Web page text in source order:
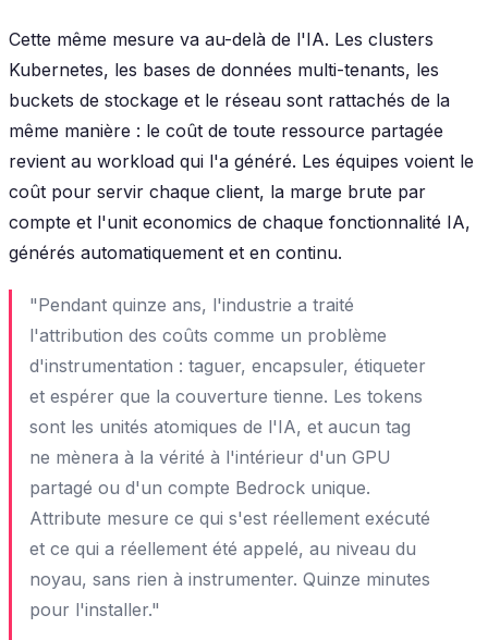
Cette même mesure va au-delà de l'IA. Les clusters
Kubernetes, les bases de données multi-tenants, les
buckets de stockage et le réseau sont rattachés de la
même manière : le coût de toute ressource partagée
revient au workload qui l'a généré. Les équipes voient le
coût pour servir chaque client, la marge brute par
compte et l'unit economics de chaque fonctionnalité IA,
générés automatiquement et en continu.
"Pendant quinze ans, l'industrie a traité
l'attribution des coûts comme un problème
d'instrumentation : taguer, encapsuler, étiqueter
et espérer que la couverture tienne. Les tokens
sont les unités atomiques de l'IA, et aucun tag
ne mènera à la vérité à l'intérieur d'un GPU
partagé ou d'un compte Bedrock unique.
Attribute mesure ce qui s'est réellement exécuté
et ce qui a réellement été appelé, au niveau du
noyau, sans rien à instrumenter. Quinze minutes
pour l'installer."